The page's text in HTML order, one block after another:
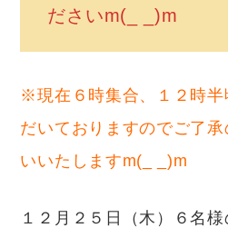
ださいm(_ _)m
※現在６時集合、１２時半
だいておりますのでご了
いいたしますm(_ _)m
１２月２５日（木）６名